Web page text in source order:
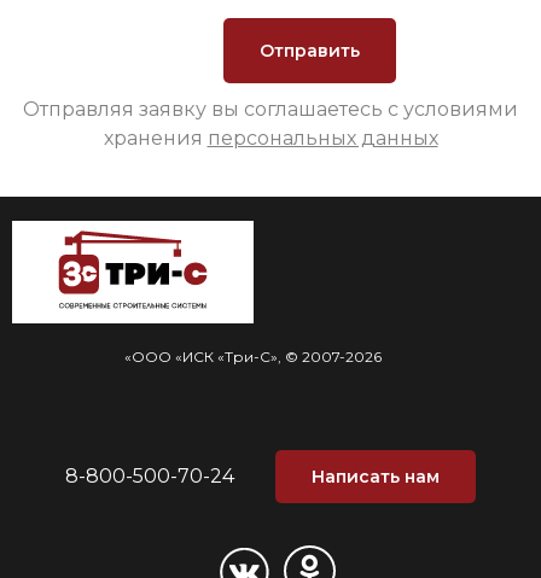
Отправляя заявку вы соглашаетесь с условиями
хранения персональных данных
«ООО «ИСК «Три-С», © 2007-2026
8-800-500-70-24 Написать нам